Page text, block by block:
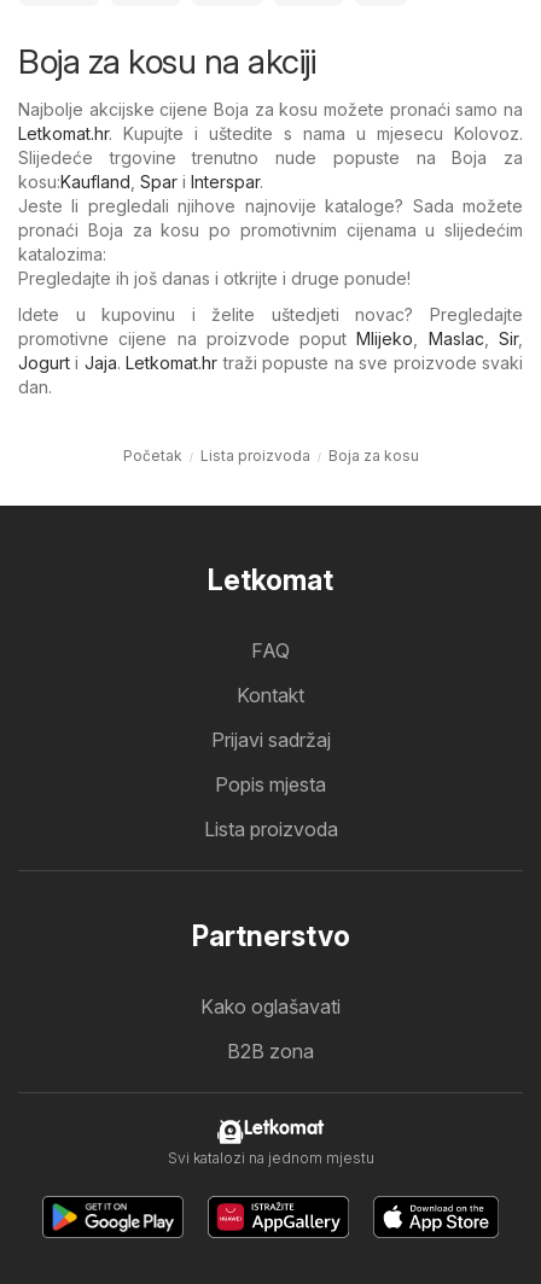
Boja za kosu na akciji
Najbolje akcijske cijene Boja za kosu možete pronaći samo na
Letkomat.hr. Kupujte i uštedite s nama u mjesecu Kolovoz.
Slijedeće trgovine trenutno nude popuste na Boja za
kosu:Kaufland Spar i Interspar.
Jeste li pregledali njihove najnovije kataloge? Sada možete
pronaći Boja za kosu po promotivnim cijenama u slijedećim
katalozima:
Pregledajte ih još danas i otkrijte i druge ponude!
Idete u kupovinu i želite uštedjeti novac? Pregledajte
promotivne cijene na proizvode poputMlijeko Maslac ,Sir,
Jogurt i Jaja.Letkomat.hr traži popuste na sve proizvode svaki
dan.
Početak Lista proizvoda Boja za kosu
Letkomat
FAQ
Kontakt
Prijavi sadržaj
Popis mjesta
Lista proizvoda
Partnerstvo
Kako oglašavati
B2B zona
Letkomat
Svi katalozi na jednom mjestu